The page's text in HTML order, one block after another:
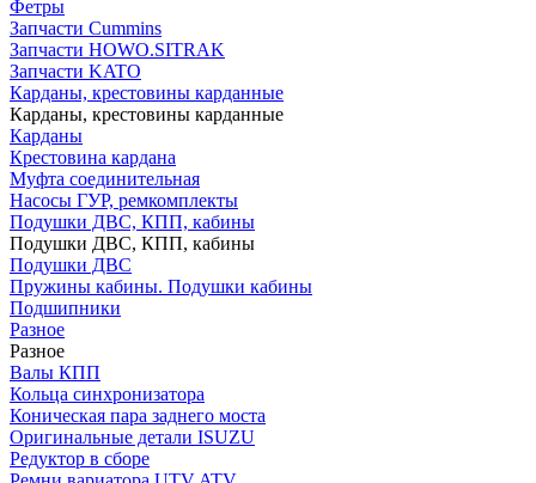
Фетры
Запчасти Cummins
Запчасти HOWO.SITRAK
Запчасти KATO
Карданы, крестовины карданные
Карданы, крестовины карданные
Карданы
Крестовина кардана
Муфта соединительная
Насосы ГУР, ремкомплекты
Подушки ДВС, КПП, кабины
Подушки ДВС, КПП, кабины
Подушки ДВС
Пружины кабины. Подушки кабины
Подшипники
Разное
Разное
Валы КПП
Кольца синхронизатора
Коническая пара заднего моста
Оригинальные детали ISUZU
Редуктор в сборе